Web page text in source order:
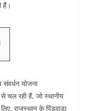
हैं।
योजना
चल रही हैं, जो स्थानीय
राजस्थान के पिंडवाड़ा